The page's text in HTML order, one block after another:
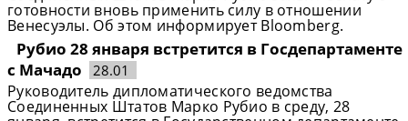
готовности вновь применить силу в отношении
Венесуэлы. Об этом информирует Bloomberg.
Рубио 28 января встретится в Госдепартаменте
с Мачадо
28.01
Руководитель дипломатического ведомства
Соединенных Штатов Марко Рубио в среду, 28